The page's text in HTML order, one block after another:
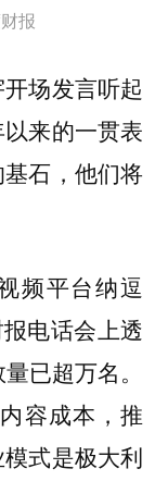
报
场发言听起
来的一贯表
石，他们将
频平台纳逗
电话会上透
已超万名。
容成本，推
式是极大利